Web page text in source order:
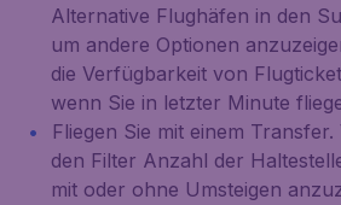
Alternative Flughäfen in den
um andere Optionen
die Verfügbarkeit von
wenn Sie in letzter Minute
Fliegen Sie mit einem
den Filter Anzahl der
mit oder ohne Umsteigen